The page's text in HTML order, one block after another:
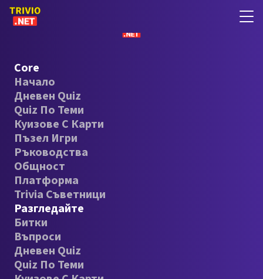
Core
Начало
Дневен Quiz
Quiz По Теми
Куизове С Карти
Пъзел Игри
Ръководства
Общност
Платформа
Trivia Съветници
Разгледайте
Битки
Въпроси
Дневен Quiz
Quiz По Теми